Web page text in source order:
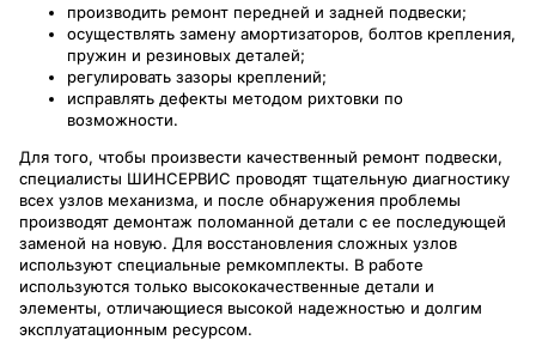
производить ремонт передней и задней подвески;
осуществлять замену амортизаторов, болтов крепления,
пружин и резиновых деталей;
регулировать зазоры креплений;
исправлять дефекты методом рихтовки по
возможности.
Для того, чтобы произвести качественный ремонт подвески,
специалисты ШИНСЕРВИС проводят тщательную диагностику
всех узлов механизма, и после обнаружения проблемы
производят демонтаж поломанной детали с ее последующей
заменой на новую. Для восстановления сложных узлов
используют специальные ремкомплекты. В работе
используются только высококачественные детали и
элементы, отличающиеся высокой надежностью и долгим
эксплуатационным ресурсом.